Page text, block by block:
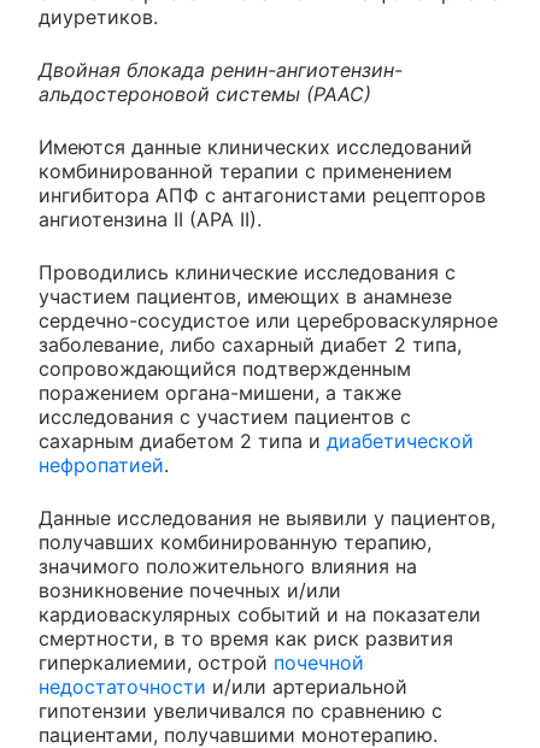
диуретиков.
Двойная блокада ренин-ангиотензин-
альдостероновой системы (РААС)
Имеются данные клинических исследований
комбинированной терапии с применением
ингибитора АПФ с антагонистами рецепторов
ангиотензина II (АРА II).
Проводились клинические исследования с
участием пациентов, имеющих в анамнезе
сердечно-сосудистое или цереброваскулярное
заболевание, либо сахарный диабет 2 типа,
сопровождающийся подтвержденным
поражением органа-мишени, а также
исследования с участием пациентов с
сахарным диабетом 2 типа и диабетической
нефропатией.
Данные исследования не выявили у пациентов,
получавших комбинированную терапию,
значимого положительного влияния на
возникновение почечных и/или
кардиоваскулярных событий и на показатели
смертности, в то время как риск развития
гиперкалиемии, острой почечной
недостаточности и/или артериальной
гипотензии увеличивался по сравнению с
пациентами, получавшими монотерапию.